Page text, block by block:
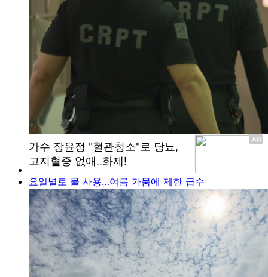
요일별로 물 사용…여름 가뭄에 제한 급수